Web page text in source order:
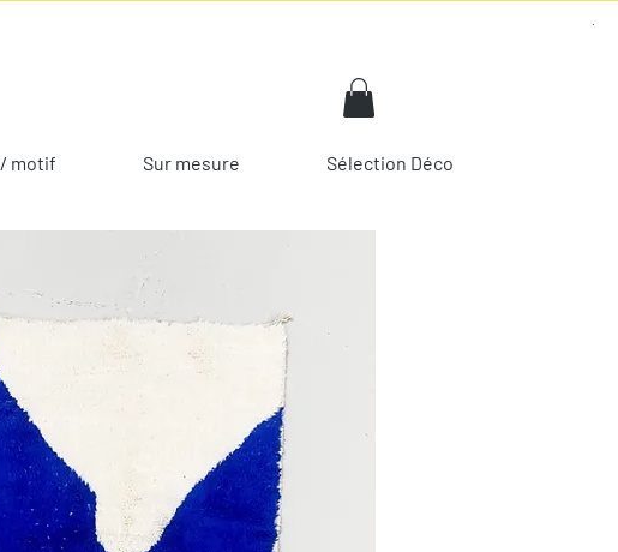
motif Sur mesure Sélection Déco